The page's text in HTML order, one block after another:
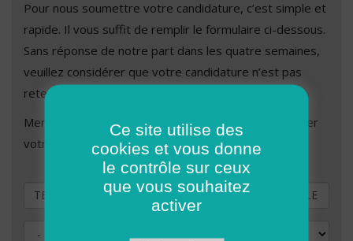
Pour nous soumettre votre candidature, c’est simple et
rapide. Il vous suffit de remplir le formulaire ci-dessous.
Sans réponse de notre part dans les quatre semaines,
veuillez considérer que votre candidature n’est pas
retenue.
Merci de remplir les champs ci-dessous afin de valider
votre demande de candidature.
Vous souhaitez postuler au poste de
Ce site utilise des
cookies et vous donne
le contrôle sur ceux
que vous souhaitez
activer